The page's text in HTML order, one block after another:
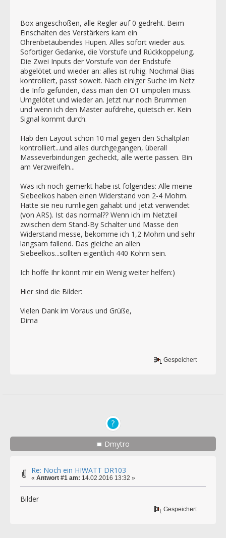
Box angeschoßen, alle Regler auf 0 gedreht. Beim
Einschalten des Verstärkers kam ein
Ohrenbetäubendes Hupen. Alles sofort wieder aus.
Sofortiger Gedanke, die Vorstufe und Rückkoppelung.
Die Zwei Inputs der Vorstufe von der Endstufe
abgelötet und wieder an: alles ist ruhig. Nochmal Bias
kontrolliert, passt soweit. Nach einiger Suche im Netz
die Info gefunden, dass man den OT umpolen muss.
Umgelötet und wieder an. Jetzt nur noch Brummen
und wenn ich den Master aufdrehe, quietsch er. Kein
Signal kommt durch.
Hab den Layout schon 10 mal gegen den Schaltplan
kontrolliert...und alles durchgegangen, überall
Masseverbindungen gecheckt, alle werte passen. Bin
am Verzweifeln...
Was ich noch gemerkt habe ist folgendes: Alle meine
Siebeelkos haben einen Widerstand von 2-4 Mohm.
Hatte sie neu rumliegen gahabt und jetzt verwendet
(von ARS). Ist das normal?? Wenn ich im Netzteil
zwischen dem Stand-By Schalter und Masse den
Widerstand messe, bekomme ich 1,2 Mohm und sehr
langsam fallend. Das gleiche an allen
Siebeelkos...sollten eigentlich 440 Kohm sein.
Ich hoffe Ihr könnt mir ein Wenig weiter helfen:)
Hier sind die Bilder:
Vielen Dank im Voraus und Grüße,
Dima
Gespeichert
Dmytro
Re: Noch ein HIWATT DR103
« Antwort #1 am: 14.02.2016 13:32 »
Bilder
Gespeichert